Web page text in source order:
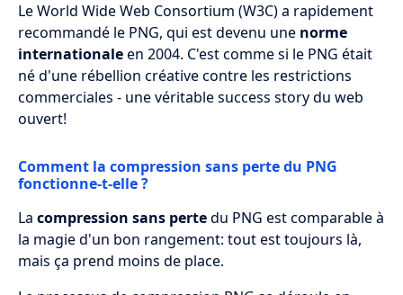
Le World Wide Web Consortium (W3C) a rapidement
recommandé le PNG, qui est devenu une norme
internationaleen 2004. C'est comme si le PNG était
né d'une rébellion créative contre les restrictions
commerciales - une véritable success story du web
ouvert!
Comment la compression sans perte du PNG
fonctionne-t-elle ?
La compression sans pertedu PNG est comparable à
la magie d'un bon rangement: tout est toujours là,
mais ça prend moins de place.